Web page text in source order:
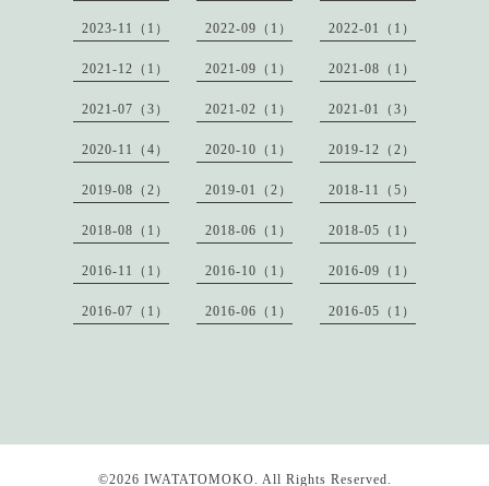
2023-11（1） 2022-09（1） 2022-01（1）
2021-12（1） 2021-09（1） 2021-08（1）
2021-07（3） 2021-02（1） 2021-01（3）
2020-11（4） 2020-10（1） 2019-12（2）
2019-08（2） 2019-01（2） 2018-11（5）
2018-08（1） 2018-06（1） 2018-05（1）
2016-11（1） 2016-10（1） 2016-09（1）
2016-07（1） 2016-06（1） 2016-05（1）
©2026 IWATATOMOKO. All Rights Reserved.